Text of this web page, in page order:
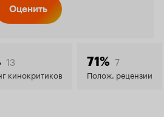
Оценить
13
кинокритиков
71% 7
Полож. рецензии